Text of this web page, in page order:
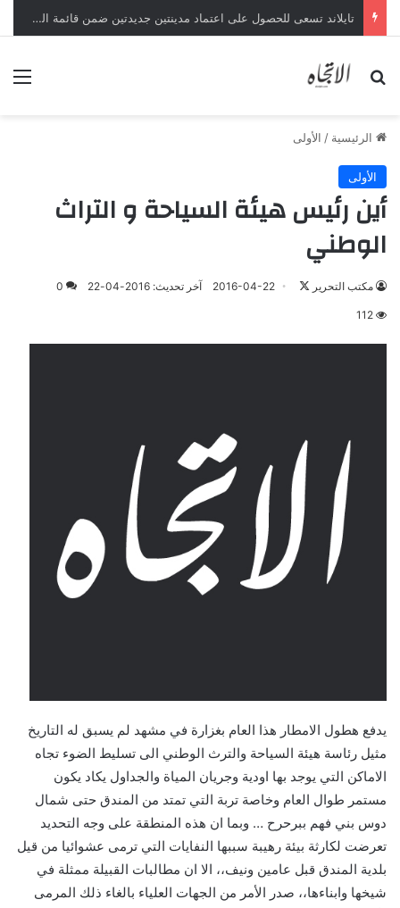
تايلاند تسعى للحصول على اعتماد مدينتين جديدتين ضمن قائمة الفنون الإبداعية لليونسكو
بحث عن
الرئيسية / الأولى
الأولى
أين رئيس هيئة السياحة و التراث
الوطني
مكتب التحرير 2016-04-22 آخر تحديث: 2016-04-22 0
112
يدفع هطول الامطار هذا العام بغزارة في مشهد لم يسبق له التاريخ
مثيل رئاسة هيئة السياحة والترث الوطني الى تسليط الضوء تجاه
الاماكن التي يوجد بها اودية وجريان المياة والجداول يكاد يكون
مستمر طوال العام وخاصة تربة التي تمتد من المندق حتى شمال
دوس بني فهم ببرحرح … وبما ان هذه المنطقة على وجه التحديد
تعرضت لكارثة بيئة رهيبة سببها النفايات التي ترمى عشوائيا من قيل
بلدية المندق قبل عامين ونيف،، الا ان مطالبات القبيلة ممثلة في
شيخها وابناءها،، صدر الأمر من الجهات العلياء بالغاء ذلك المرمى